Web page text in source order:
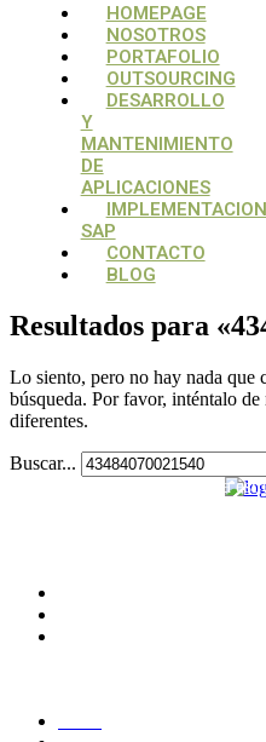
Menú
HOMEPAGE
NOSOTROS
PORTAFOLIO
OUTSOURCING
DESARROLLO
Y
MANTENIMIENTO
DE
APLICACIONES
SAP
CONTACTO
BLOG
Resultados para «
Lo siento, pero no hay nada que
búsqueda. Por favor, inténtalo
diferentes.
Buscar...
Su aliado estratégico, para